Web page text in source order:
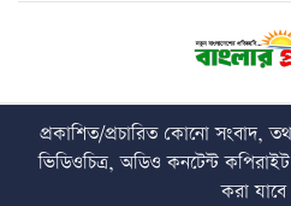
প্রকাশিত/প্রচারিত কোনো সংবাদ,
ভিডিওচিত্র, অডিও কনটেন্ট
করা